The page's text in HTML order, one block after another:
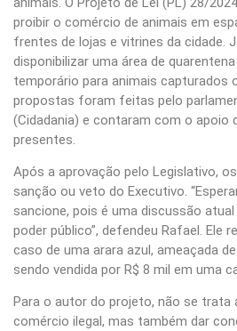
proibir o comércio de animais em
frentes de lojas e vitrines da cidade.
disponibilizar uma área de
temporário para animais capturados
propostas foram feitas pelo
(Cidadania) e contaram com o apoio
presentes.
Após a aprovação pelo Legislativo,
sanção ou veto do Executivo.
sancione, pois é uma discussão
poder público”, defendeu Rafael. Ele
caso de uma arara azul, ameaçada
sendo vendida por R$ 8 mil em uma
Para o autor do projeto, não se trata
comércio ilegal, mas também dar